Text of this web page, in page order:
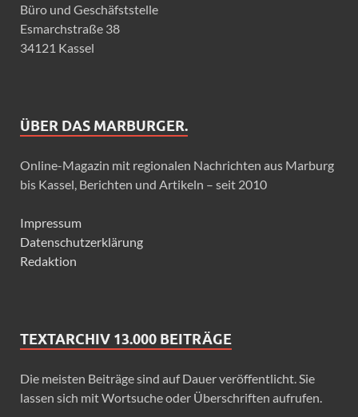
Büro und Geschäfststelle
Esmarchstraße 38
34121 Kassel
ÜBER DAS MARBURGER.
Online-Magazin mit regionalen Nachrichten aus Marburg
bis Kassel, Berichten und Artikeln – seit 2010
Impressum
Datenschutzerklärung
Redaktion
TEXTARCHIV 13.000 BEITRÄGE
Die meisten Beiträge sind auf Dauer veröffentlicht. Sie
lassen sich mit Wortsuche oder Überschriften aufrufen.